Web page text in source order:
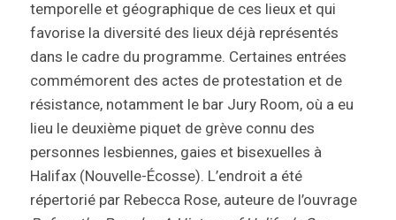
temporelle et géographique de ces lieux et qui
favorise la diversité des lieux déjà représentés
dans le cadre du programme. Certaines entrées
commémorent des actes de protestation et de
résistance, notamment le bar Jury Room, où a eu
lieu le deuxième piquet de grève connu des
personnes lesbiennes, gaies et bisexuelles à
Halifax (Nouvelle-Écosse). L’endroit a été
répertorié par Rebecca Rose, auteure de l’ouvrage